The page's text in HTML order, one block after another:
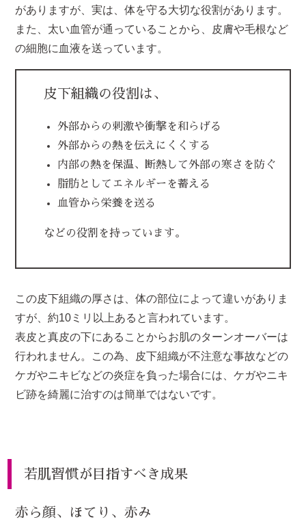
がありますが、実は、体を守る大切な役割があります。
また、太い血管が通っていることから、皮膚や毛根など
の細胞に血液を送っています。
皮下組織の役割は、
外部からの刺激や衝撃を和らげる
外部からの熱を伝えにくくする
内部の熱を保温、断熱して外部の寒さを防ぐ
脂肪としてエネルギーを蓄える
血管から栄養を送る
などの役割を持っています。
この皮下組織の厚さは、体の部位によって違いがありま
すが、約10ミリ以上あると言われています。
表皮と真皮の下にあることからお肌のターンオーバーは
行われません。この為、皮下組織が不注意な事故などの
ケガやニキビなどの炎症を負った場合には、ケガやニキ
ビ跡を綺麗に治すのは簡単ではないです。
若肌習慣が目指すべき成果
赤ら顔、ほてり、赤み